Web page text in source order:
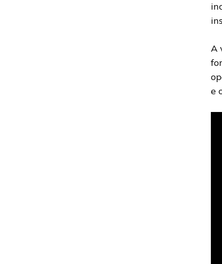
A
e